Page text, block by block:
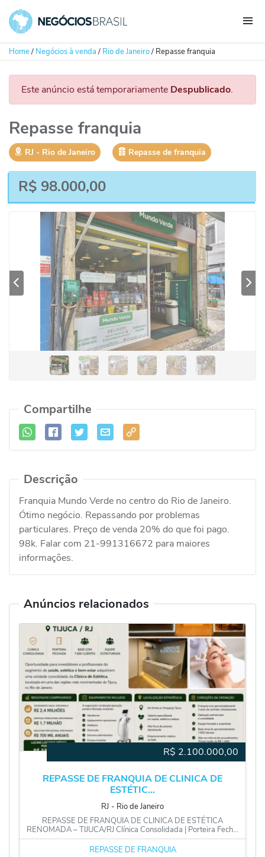
Home/ Negócios à venda/ Rio de Janeiro/ Repasse franquia
Este anúncio está temporariamente Despublicado.
Repasse franquia
RJ ‐ Rio de Janeiro Repasse de franquia
R$ 98.000,00
Previous
Compartilhe
Descrição
Franquia Mundo Verde no centro do Rio de Janeiro.
Ótimo negócio. Repassando por problemas
particulares. Preço de venda 20% do que foi pago.
98k. Falar com 21-991316672 para maiores
informações.
Anúncios relacionados
R$ 2.100.000,00
REPASSE DE FRANQUIA DE CLINICA DE
ESTÉTIC...
RJ ‐ Rio de Janeiro
REPASSE DE FRANQUIA DE CLINICA DE ESTÉTICA
RENOMADA – TIJUCA/RJ Clínica Consolidada | Porteira Fech...
REPASSE DE FRANQUIA